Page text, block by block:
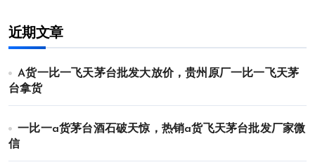
近期文章
A货一比一飞天茅台批发大放价，贵州原厂一比一飞天茅
台拿货
一比一a货茅台酒石破天惊，热销a货飞天茅台批发厂家微
信